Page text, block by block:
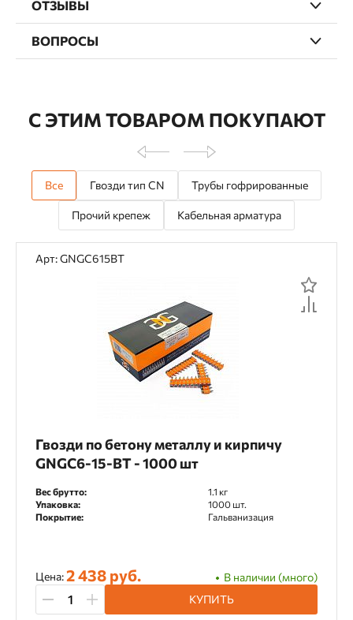
ОТЗЫВЫ
ВОПРОСЫ
С ЭТИМ ТОВАРОМ ПОКУПАЮТ
Все Гвозди тип CN Трубы гофрированные
Прочий крепеж Кабельная арматура
Арт: GNGC615BT
Гвозди по бетону металлу и кирпичу
GNGC6-15-BT - 1000 шт
Вес брутто:
1.1 кг
Упаковка:
1000 шт.
Покрытие:
Гальванизация
Цена:2 438 руб.
В наличии (много)
КУПИТЬ